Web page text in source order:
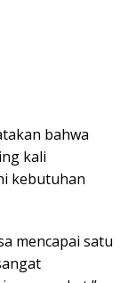
bahwa
kali
kebutuhan
mencapai satu